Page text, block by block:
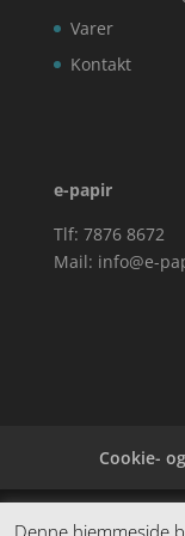
Varer
Kontakt
e-papir
Tlf: 7876 8672
Mail: info@e-
Cookie-
Denne
Denne hjemmeside